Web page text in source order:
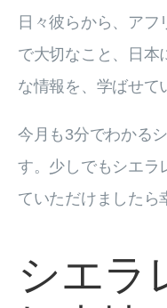
日々彼らから、アフ
で大切なこと、日本
な情報を、学ばせて
今月も3分でわかる
す。少しでもシエラ
ていただけましたら
シエラ